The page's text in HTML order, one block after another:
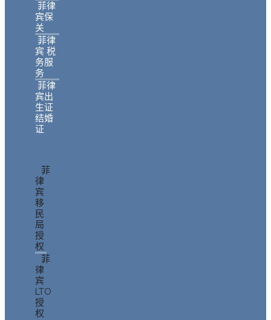
菲律
宾保
关
菲律
宾 税
务服
务
菲律
宾出
生证
结婚
证
菲
律
宾
移
民
局
授
权
菲
律
宾
LTO
授
权